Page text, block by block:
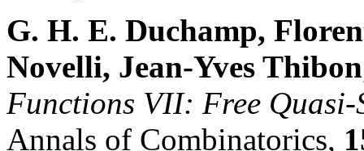
G. H. E. Duchamp,
Novelli, Jean-Yves Thibon
Functions VII: Free Quasi-
Annals of Combinatorics,